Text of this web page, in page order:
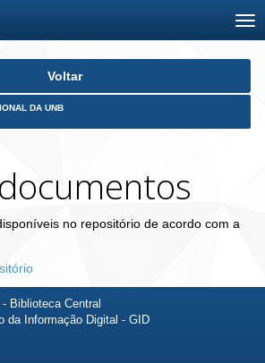
Voltar
DA UNB
no repositório de acordo com a
Biblioteca Central
da Informação Digital - GID